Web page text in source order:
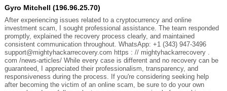
Gyro Mitchell (196.96.25.70)
After experiencing issues related to a cryptocurrency and online
investment scam, I sought professional assistance. The team responded
promptly, explained the recovery process clearly, and maintained
consistent communication throughout. WhatsApp: +1 (343) 947-3496
support@mightyhackarrecovery.com https : // mightyhackarrecovery .
com /news-articles/ While every case is different and no recovery can be
guaranteed, I appreciated their professionalism, transparency, and
responsiveness during the process. If you're considering seeking help
after becoming the victim of an online scam, be sure to do your own